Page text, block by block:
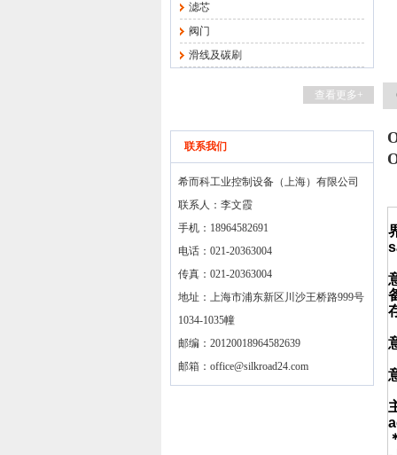
滤芯
阀门
滑线及碳刷
查看更多+
联系我们
希而科工业控制设备（上海）有限公司
联系人：李文霞
手机：18964582691
电话：021-20363004
传真：021-20363004
地址：上海市浦东新区川沙王桥路999号
1034-1035幢
邮编：20120018964582639
邮箱： office@silkroad24.com